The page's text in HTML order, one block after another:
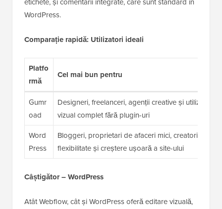
WordPress.
Comparație rapidă: Utilizatori ideali
Platfo
rmă
Cel mai bun pentru
Gumr
oad
Designeri, freelanceri, agenții creative și utilizatori
vizual complet fără plugin-uri
Word
Press
Bloggeri, proprietari de afaceri mici, creatori de
flexibilitate și creștere ușoară a site-ului
Câștigător – WordPress
Atât Webflow, cât și WordPress oferă editare vizuală,